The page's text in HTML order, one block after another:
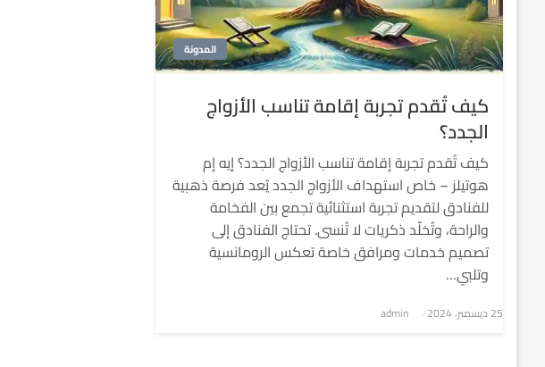
المدونة
كيف تُقدم تجربة إقامة تناسب الأزواج
الجدد؟
كيف تُقدم تجربة إقامة تناسب الأزواج الجدد؟ إيه إم
هوتيلز – خاص استهداف الأزواج الجدد يُعد فرصة ذهبية
للفنادق لتقديم تجربة استثنائية تجمع بين الفخامة
والراحة، وتُخلّد ذكريات لا تُنسى. تحتاج الفنادق إلى
تصميم خدمات ومرافق خاصة تعكس الرومانسية
وتلبي…
نُشر
25 ديسمبر، 2024 admin